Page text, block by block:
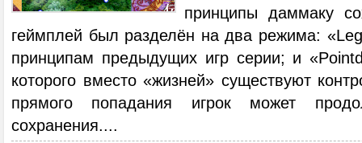
принципы даммаку
геймплей был разделён на два режима:
принципам предыдущих игр серии; и
которого вместо «жизней» существуют
прямого попадания игрок может
сохранения....